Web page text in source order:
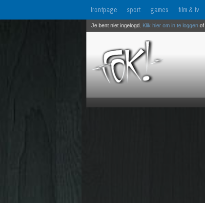
frontpage sport games film & tv
Je bent niet ingelogd. Klik hier om in te loggen of